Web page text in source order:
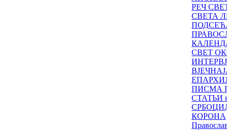
РЕЧ
СВЕТА
СВЕТ
ПИСМА
СТАТЬИ
КОРОНА